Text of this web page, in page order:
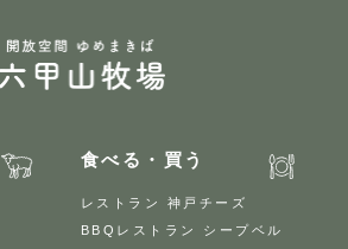
食べる・買う
レストラン 神戸チーズ
BBQレストラン シープベル